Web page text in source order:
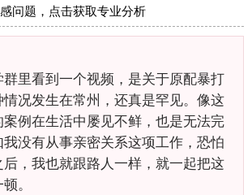
问题，点击获取专业分析
里看到一个视频，是关于原配暴打
况发生在常州，还真是罕见。像这
例在生活中屡见不鲜，也是无法完
没有从事亲密关系这项工作，恐怕
，我也就跟路人一样，就一起把这
。